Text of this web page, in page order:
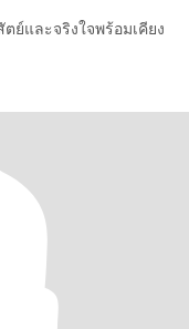
ย์และจริงใจพร้อมเคียง